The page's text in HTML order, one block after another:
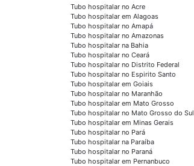
Tubo hospitalar no Acre
Tubo hospitalar em Alagoas
Tubo hospitalar no Amapá
Tubo hospitalar no Amazonas
Tubo hospitalar na Bahia
Tubo hospitalar no Ceará
Tubo hospitalar no Distrito Federal
Tubo hospitalar no Espirito Santo
Tubo hospitalar em Goiais
Tubo hospitalar no Maranhão
Tubo hospitalar em Mato Grosso
Tubo hospitalar no Mato Grosso do Sul
Tubo hospitalar em Minas Gerais
Tubo hospitalar no Pará
Tubo hospitalar na Paraíba
Tubo hospitalar no Paraná
Tubo hospitalar em Pernanbuco